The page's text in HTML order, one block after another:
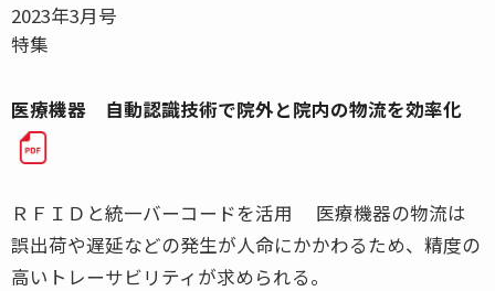
2023年3月号
特集
医療機器 自動認識技術で院外と院内の物流を効率化
ＲＦＩＤと統一バーコードを活用 医療機器の物流は
誤出荷や遅延などの発生が人命にかかわるため、精度の
高いトレーサビリティが求められる。